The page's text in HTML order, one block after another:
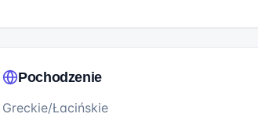
Pochodzenie
Greckie/Łacińskie